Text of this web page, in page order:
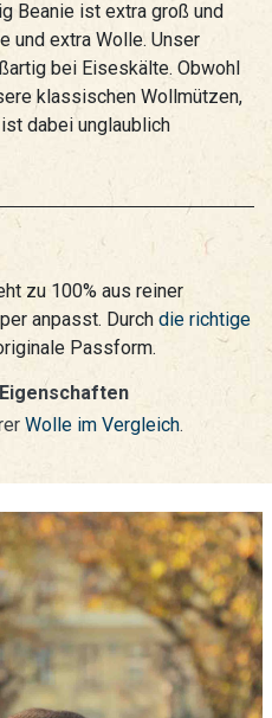
Beanie ist extra groß und
und extra Wolle. Unser
bei Eiseskälte. Obwohl
klassischen Wollmützen,
dabei unglaublich
zu 100% aus reiner
anpasst. Durch die richtige
Passform.
Wolle im Vergleich.